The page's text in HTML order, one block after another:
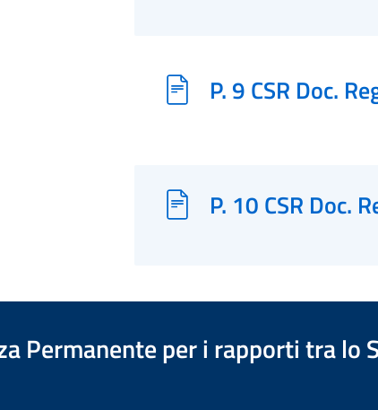
P. 9 CSR Doc.
P. 10 CSR Doc.
Permanente per i rapporti tra lo